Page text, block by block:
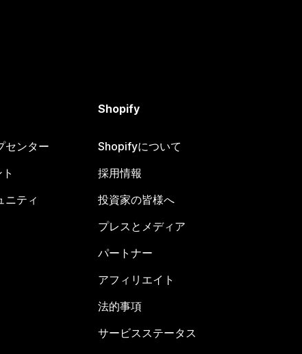
センター
ニティ
Shopify
Shopifyについて
採用情報
投資家の皆様へ
プレスとメディア
パートナー
アフィリエイト
法的事項
サービスステータス